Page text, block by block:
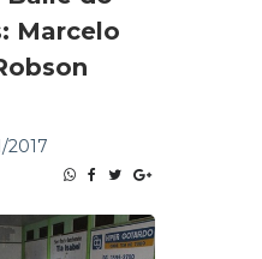
Marcelo
2017